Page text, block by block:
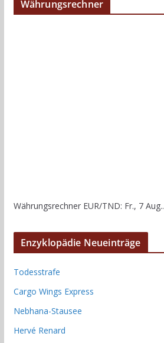
Währungsrechner
Währungsrechner EUR/TND: Fr., 7 Aug..
Enzyklopädie Neueinträge
Todesstrafe
Cargo Wings Express
Nebhana-Stausee
Hervé Renard